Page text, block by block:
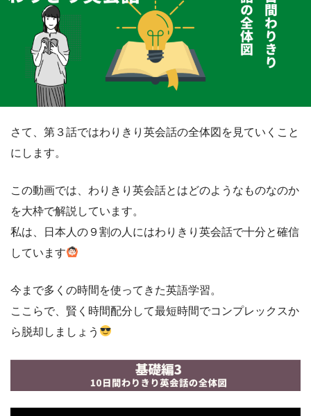
さて、第３話ではわりきり英会話の全体図を見ていくこと
にします。
この動画では、わりきり英会話とはどのようなものなのか
を大枠で解説しています。
私は、日本人の９割の人にはわりきり英会話で十分と確信
しています
今まで多くの時間を使ってきた英語学習。
ここらで、賢く時間配分して最短時間でコンプレックスか
ら脱却しましょう